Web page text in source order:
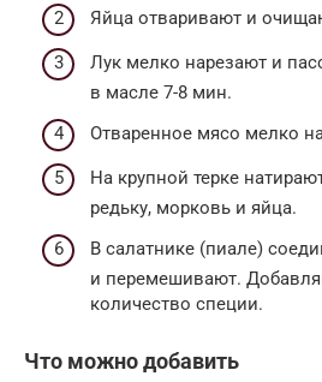
Яйца отваривают и
Лук мелко нарезают и
в масле 7-8 мин.
Отваренное мясо мелко
На крупной терке
редьку, морковь и яйца.
В салатнике (пиале)
и перемешивают.
количество специи.
Что можно добавить